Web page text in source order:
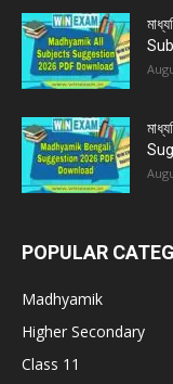
POPULAR
Madhyamik
Higher Secondary
Class 11